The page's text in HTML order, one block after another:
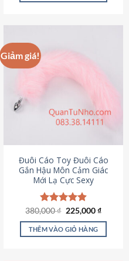
biến
thể.
chọn
chọn
trên
trang
sản
phẩm
Giảm giá!
Đuôi Cáo Toy Đuôi Cáo
Gắn Hậu Môn Cảm Giác
Mới Lạ Cực Sexy
Được xếp
hạng4.88
5 sao
380,000₫ Giá
là:
380,000 ₫.
225,000₫Giá
tại
THÊM VÀO GIỎ HÀNG